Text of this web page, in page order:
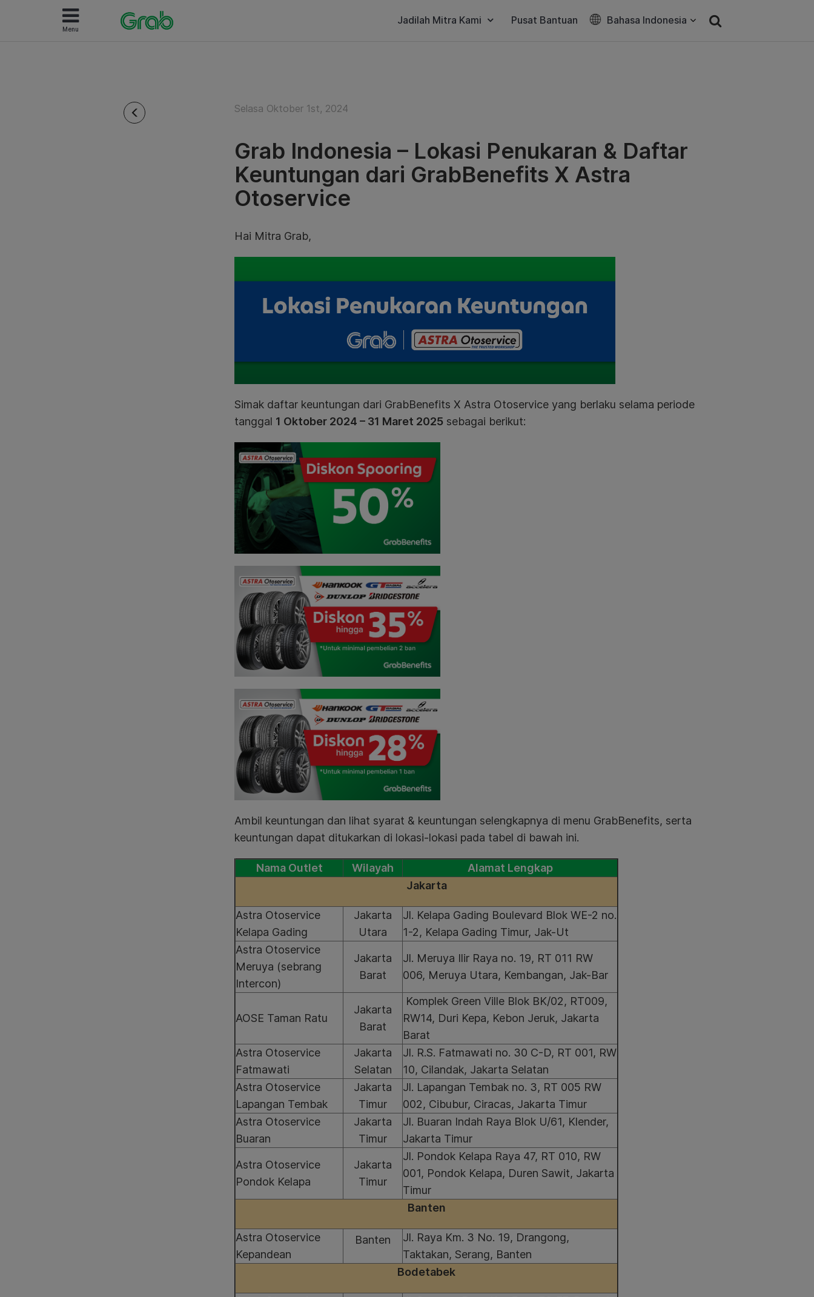
Menu
Jadilah Mitra Kami Pusat Bantuan Bahasa Indonesia
Selasa Oktober 1st, 2024
Grab Indonesia – Lokasi Penukaran & Daftar
Keuntungan dari GrabBenefits X Astra
Otoservice
Hai Mitra Grab,
Simak daftar keuntungan dari GrabBenefits X Astra Otoservice yang berlaku selama periode
tanggal 1 Oktober 2024 – 31 Maret 2025 sebagai berikut:
Ambil keuntungan dan lihat syarat & keuntungan selengkapnya di menu GrabBenefits, serta
keuntungan dapat ditukarkan di lokasi-lokasi pada tabel di bawah ini.
Nama Outlet Wilayah
Alamat Lengkap
Jakarta
Astra Otoservice
Kelapa Gading
Jakarta
Utara
Jl. Kelapa Gading Boulevard Blok WE-2 no.
1-2, Kelapa Gading Timur, Jak-Ut
Astra Otoservice
Meruya (sebrang
Intercon)
Jakarta
Barat
Jl. Meruya Ilir Raya no. 19, RT 011 RW
006, Meruya Utara, Kembangan, Jak-Bar
AOSE Taman Ratu
Jakarta
Barat
Komplek Green Ville Blok BK/02, RT009,
RW14, Duri Kepa, Kebon Jeruk, Jakarta
Barat
Astra Otoservice
Fatmawati
Jakarta
Selatan
Jl. R.S. Fatmawati no. 30 C-D, RT 001, RW
10, Cilandak, Jakarta Selatan
Astra Otoservice
Lapangan Tembak
Jakarta
Timur
Jl. Lapangan Tembak no. 3, RT 005 RW
002, Cibubur, Ciracas, Jakarta Timur
Astra Otoservice
Buaran
Jakarta
Timur
Jl. Buaran Indah Raya Blok U/61, Klender,
Jakarta Timur
Astra Otoservice
Pondok Kelapa
Jakarta
Timur
Jl. Pondok Kelapa Raya 47, RT 010, RW
001, Pondok Kelapa, Duren Sawit, Jakarta
Timur
Banten
Astra Otoservice
Kepandean
Banten
Jl. Raya Km. 3 No. 19, Drangong,
Taktakan, Serang, Banten
Bodetabek